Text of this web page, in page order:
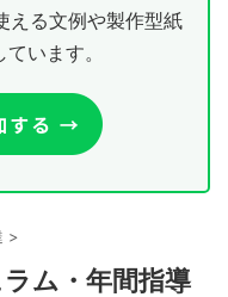
える文例や製作型紙
ています。
>
ラム・年間指導